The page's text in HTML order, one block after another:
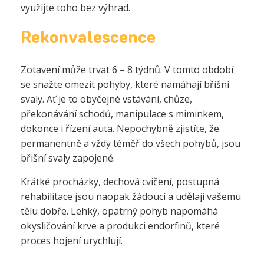
využijte toho bez výhrad.
Rekonvalescence
Zotavení může trvat 6 – 8 týdnů. V tomto období
se snažte omezit pohyby, které namáhají břišní
svaly. Ať je to obyčejné vstávání, chůze,
překonávání schodů, manipulace s miminkem,
dokonce i řízení auta. Nepochybně zjistíte, že
permanentně a vždy téměř do všech pohybů, jsou
břišní svaly zapojené.
Krátké procházky, dechová cvičení, postupná
rehabilitace jsou naopak žádoucí a udělají vašemu
tělu dobře. Lehký, opatrný pohyb napomáhá
okysličování krve a produkci endorfinů, které
proces hojení urychlují.